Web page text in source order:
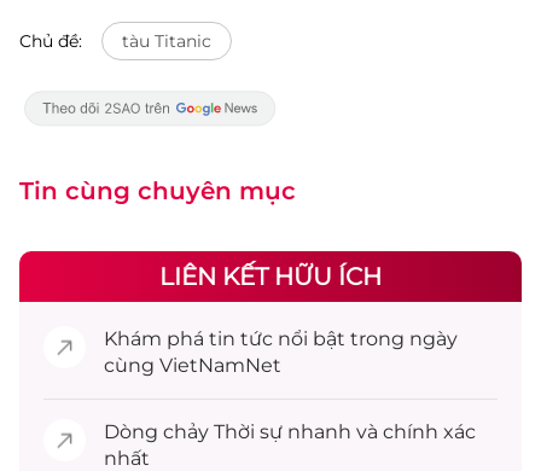
Chủ đề: tàu Titanic
Tin cùng chuyên mục
LIÊN KẾT HỮU ÍCH
Khám phá tin tức nổi bật trong ngày
cùng VietNamNet
Dòng chảy Thời sự nhanh và chính xác
nhất